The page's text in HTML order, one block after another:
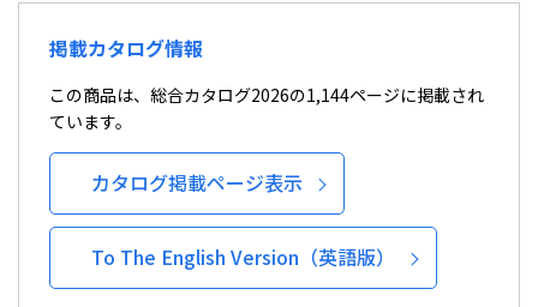
掲載カタログ情報
この商品は、総合カタログ2026の1,144ページに掲載され
ています。
カタログ掲載ページ表示
To The English Version（英語版）